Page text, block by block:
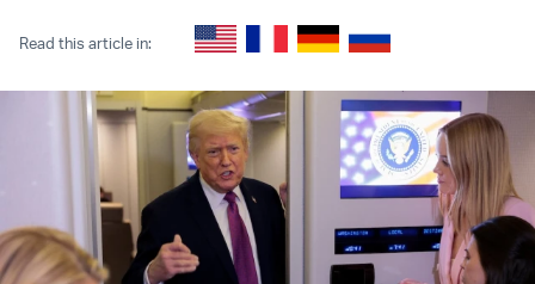
Read this article in: